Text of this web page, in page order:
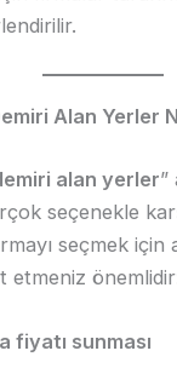
Alan Yerler
alan yerler”
seçenekle
seçmek için
etmeniz
fiyatı sunması